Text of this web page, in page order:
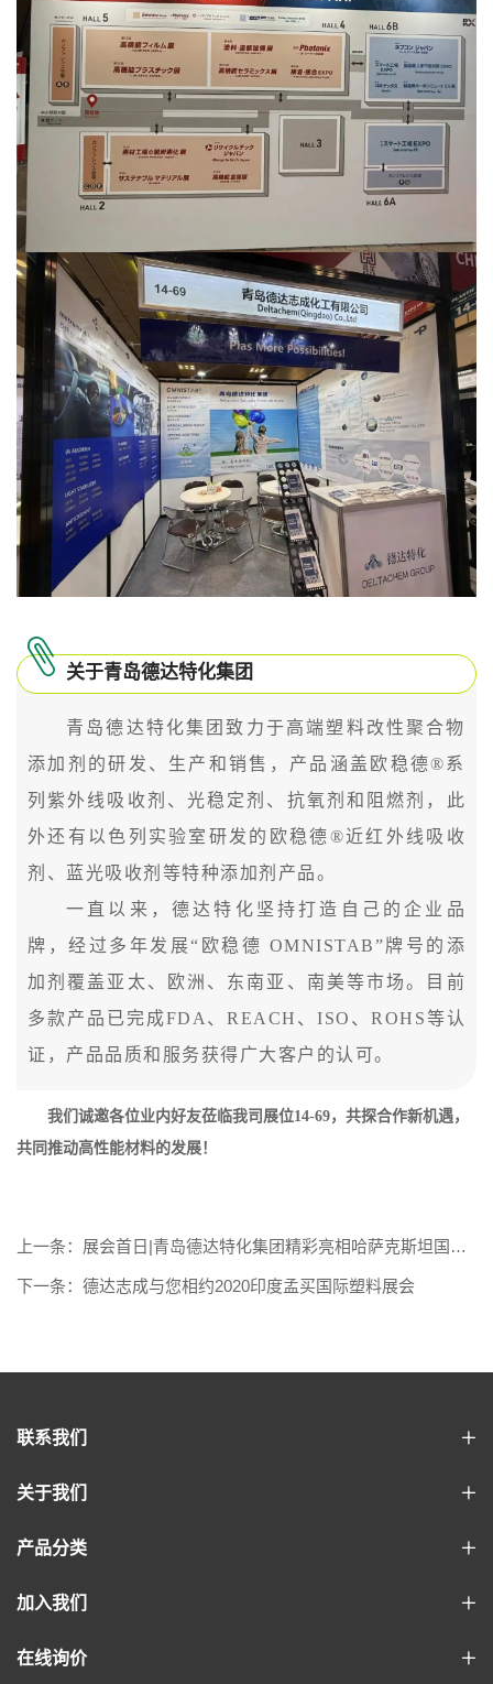
关于青岛德达特化集团
青岛德达特化集团致力于高端塑料改性聚合物
添加剂的研发、生产和销售，产品涵盖欧稳德®系
列紫外线吸收剂、光稳定剂、抗氧剂和阻燃剂，此
外还有以色列实验室研发的欧稳德®近红外线吸收
剂、蓝光吸收剂等特种添加剂产品。
一直以来，德达特化坚持打造自己的企业品
牌，经过多年发展“欧稳德 OMNISTAB”牌号的添
加剂覆盖亚太、欧洲、东南亚、南美等市场。目前
多款产品已完成FDA、REACH、ISO、ROHS等认
证，产品品质和服务获得广大客户的认可。
我们诚邀各位业内好友莅临我司展位14-69，共探合作新机遇，
共同推动高性能材料的发展！
上一条：展会首日|青岛德达特化集团精彩亮相哈萨克斯坦国际
橡塑展
下一条：德达志成与您相约2020印度孟买国际塑料展会
联系我们
关于我们
产品分类
加入我们
在线询价